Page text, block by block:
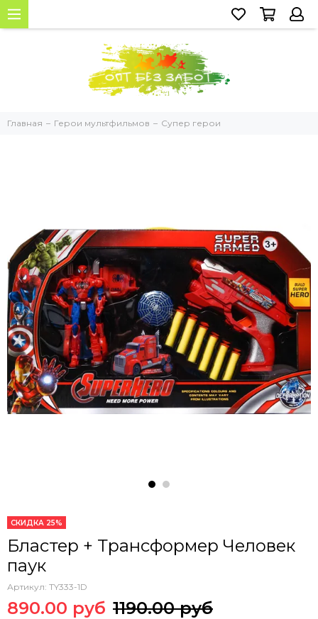
Главная Герои мультфильмов Супер герои
СКИДКА 25%
Бластер + Трансформер Человек
паук
Артикул: TY333-1D
890.00 руб 1190.00 руб